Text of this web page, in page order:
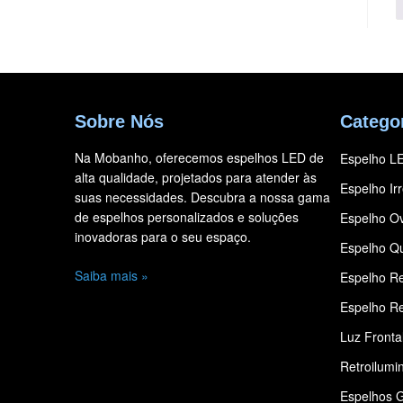
Sobre Nós
Na Mobanho, oferecemos espelhos LED de
alta qualidade, projetados para atender às
suas necessidades. Descubra a nossa gama
de espelhos personalizados e soluções
inovadoras para o seu espaço.
Saiba mais »
Espelho
Espelho
Espelho
Espelho
Espelho
Espelho
Luz
Espelhos